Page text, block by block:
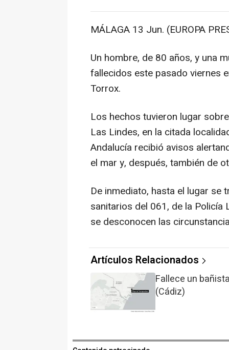
MÁLAGA 13 Jun. (EUROPA
Un hombre, de 80 años, y una
fallecidos este pasado viernes
Torrox.
Los hechos tuvieron lugar
Las Lindes, en la citada
Andalucía recibió avisos
el mar y, después, también de
De inmediato, hasta el lugar
sanitarios del 061, de la Policía
se desconocen las
Artículos Relacionados
Fallece un
(Cádiz)